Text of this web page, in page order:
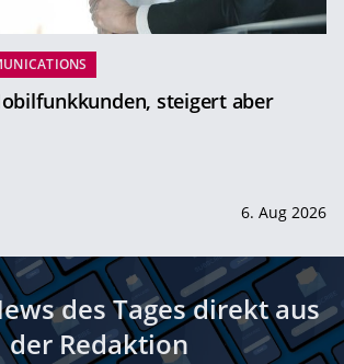
steigert aber
6. Aug 2026
des Tages direkt aus
der Redaktion